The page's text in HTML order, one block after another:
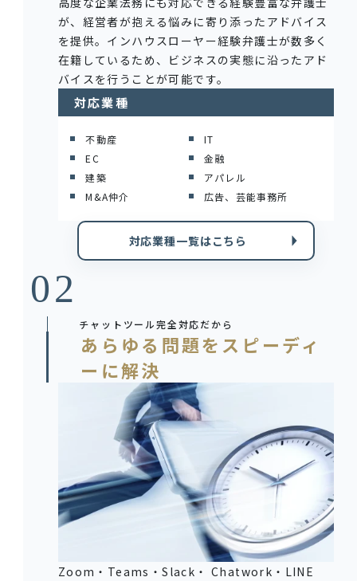
が、経営者が抱える悩みに寄り添ったアドバイス
を提供。インハウスローヤー経験弁護士が数多く
在籍しているため、ビジネスの実態に沿ったアド
バイスを行うことが可能です。
対応業種
不動産
IT
EC
金融
建築
アパレル
M&A仲介
広告、芸能事務所
対応業種一覧はこちら
チャットツール完全対応だから
あらゆる問題をスピーディ
ーに解決
Zoom・Teams・Slack・ Chatwork・LINE